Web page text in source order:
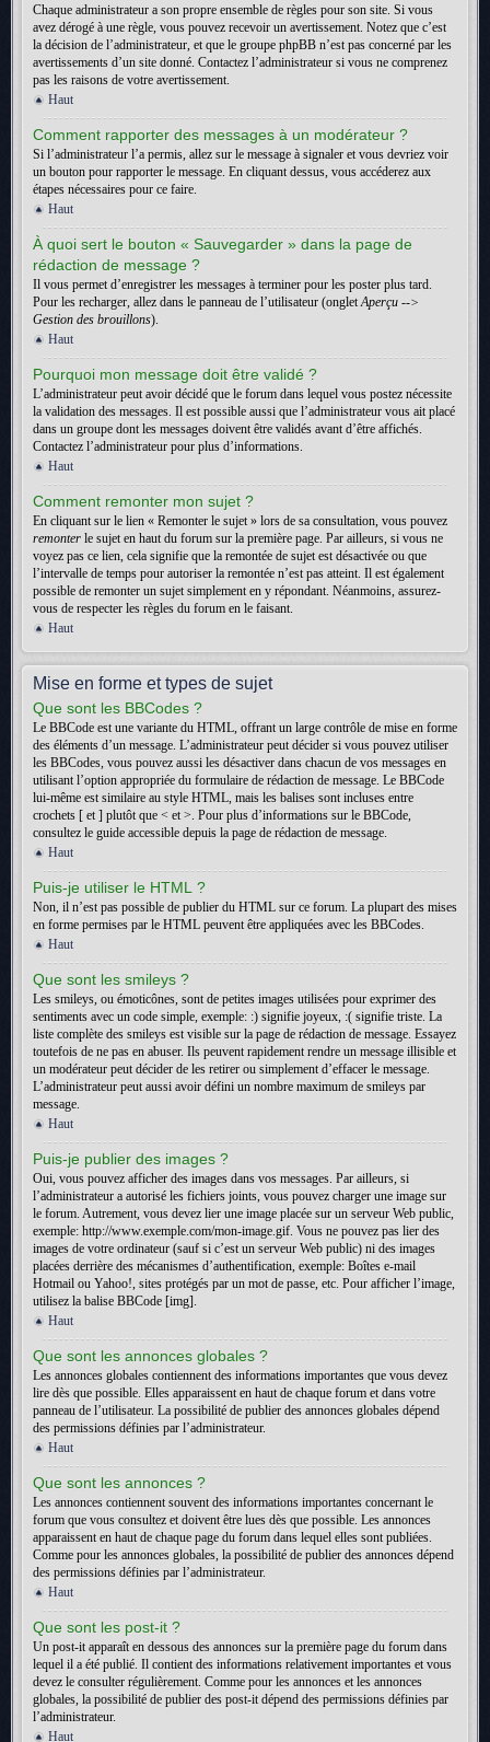
Chaque administrateur a son propre ensemble de règles pour son site. Si vous
avez dérogé à une règle, vous pouvez recevoir un avertissement. Notez que c’est
la décision de l’administrateur, et que le groupe phpBB n’est pas concerné par les
avertissements d’un site donné. Contactez l’administrateur si vous ne comprenez
pas les raisons de votre avertissement.
Haut
Comment rapporter des messages à un modérateur ?
Si l’administrateur l’a permis, allez sur le message à signaler et vous devriez voir
un bouton pour rapporter le message. En cliquant dessus, vous accéderez aux
étapes nécessaires pour ce faire.
Haut
À quoi sert le bouton « Sauvegarder » dans la page de
rédaction de message ?
Il vous permet d’enregistrer les messages à terminer pour les poster plus tard.
Pour les recharger, allez dans le panneau de l’utilisateur (ongletAperçu -->
Gestion des brouillons).
Haut
Pourquoi mon message doit être validé ?
L’administrateur peut avoir décidé que le forum dans lequel vous postez nécessite
la validation des messages. Il est possible aussi que l’administrateur vous ait placé
dans un groupe dont les messages doivent être validés avant d’être affichés.
Contactez l’administrateur pour plus d’informations.
Haut
Comment remonter mon sujet ?
En cliquant sur le lien « Remonter le sujet » lors de sa consultation, vous pouvez
remonter le sujet en haut du forum sur la première page. Par ailleurs, si vous ne
voyez pas ce lien, cela signifie que la remontée de sujet est désactivée ou que
l’intervalle de temps pour autoriser la remontée n’est pas atteint. Il est également
possible de remonter un sujet simplement en y répondant. Néanmoins, assurez-
vous de respecter les règles du forum en le faisant.
Haut
Mise en forme et types de sujet
Que sont les BBCodes ?
Le BBCode est une variante du HTML, offrant un large contrôle de mise en forme
des éléments d’un message. L’administrateur peut décider si vous pouvez utiliser
les BBCodes, vous pouvez aussi les désactiver dans chacun de vos messages en
utilisant l’option appropriée du formulaire de rédaction de message. Le BBCode
lui-même est similaire au style HTML, mais les balises sont incluses entre
crochets [ et ] plutôt que < et >. Pour plus d’informations sur le BBCode,
consultez le guide accessible depuis la page de rédaction de message.
Haut
Puis-je utiliser le HTML ?
Non, il n’est pas possible de publier du HTML sur ce forum. La plupart des mises
en forme permises par le HTML peuvent être appliquées avec les BBCodes.
Haut
Que sont les smileys ?
Les smileys, ou émoticônes, sont de petites images utilisées pour exprimer des
sentiments avec un code simple, exemple: :) signifie joyeux, :( signifie triste. La
liste complète des smileys est visible sur la page de rédaction de message. Essayez
toutefois de ne pas en abuser. Ils peuvent rapidement rendre un message illisible et
un modérateur peut décider de les retirer ou simplement d’effacer le message.
L’administrateur peut aussi avoir défini un nombre maximum de smileys par
message.
Haut
Puis-je publier des images ?
Oui, vous pouvez afficher des images dans vos messages. Par ailleurs, si
l’administrateur a autorisé les fichiers joints, vous pouvez charger une image sur
le forum. Autrement, vous devez lier une image placée sur un serveur Web public,
exemple: http://www.exemple.com/mon-image.gif. Vous ne pouvez pas lier des
images de votre ordinateur (sauf si c’est un serveur Web public) ni des images
placées derrière des mécanismes d’authentification, exemple: Boîtes e-mail
Hotmail ou Yahoo!, sites protégés par un mot de passe, etc. Pour afficher l’image,
utilisez la balise BBCode [img].
Haut
Que sont les annonces globales ?
Les annonces globales contiennent des informations importantes que vous devez
lire dès que possible. Elles apparaissent en haut de chaque forum et dans votre
panneau de l’utilisateur. La possibilité de publier des annonces globales dépend
des permissions définies par l’administrateur.
Haut
Que sont les annonces ?
Les annonces contiennent souvent des informations importantes concernant le
forum que vous consultez et doivent être lues dès que possible. Les annonces
apparaissent en haut de chaque page du forum dans lequel elles sont publiées.
Comme pour les annonces globales, la possibilité de publier des annonces dépend
des permissions définies par l’administrateur.
Haut
Que sont les post-it ?
Un post-it apparaît en dessous des annonces sur la première page du forum dans
lequel il a été publié. Il contient des informations relativement importantes et vous
devez le consulter régulièrement. Comme pour les annonces et les annonces
globales, la possibilité de publier des post-it dépend des permissions définies par
l’administrateur.
Haut